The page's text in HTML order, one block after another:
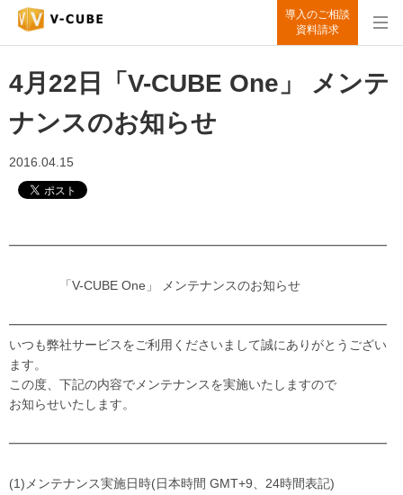
導入のご相談
資料請求
4月22日「V-CUBE One」 メンテ
ナンスのお知らせ
2016.04.15
━━━━━━━━━━━━━━━━━━━━━━━━━━━━━━
「V-CUBE One」 メンテナンスのお知らせ
━━━━━━━━━━━━━━━━━━━━━━━━━━━━━━
いつも弊社サービスをご利用くださいまして誠にありがとうござい
ます。
この度、下記の内容でメンテナンスを実施いたしますので
お知らせいたします。
━━━━━━━━━━━━━━━━━━━━━━━━━━━━━━
(1)メンテナンス実施日時(日本時間 GMT+9、24時間表記)